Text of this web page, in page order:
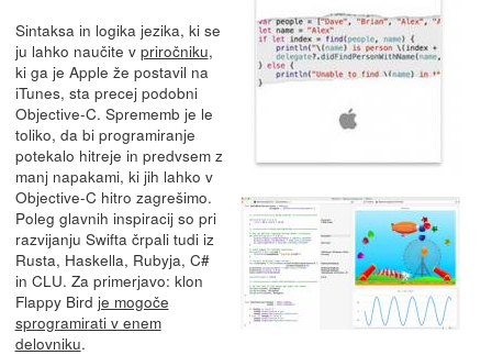
Sintaksa in logika jezika, ki se
ju lahko naučite v priročniku,
ki ga je Apple že postavil na
iTunes, sta precej podobni
Objective-C. Sprememb je le
toliko, da bi programiranje
potekalo hitreje in predvsem z
manj napakami, ki jih lahko v
Objective-C hitro zagrešimo.
Poleg glavnih inspiracij so pri
razvijanju Swifta črpali tudi iz
Rusta, Haskella, Rubyja, C#
in CLU. Za primerjavo: klon
Flappy Bird je mogoče
sprogramirati v enem
delovniku.